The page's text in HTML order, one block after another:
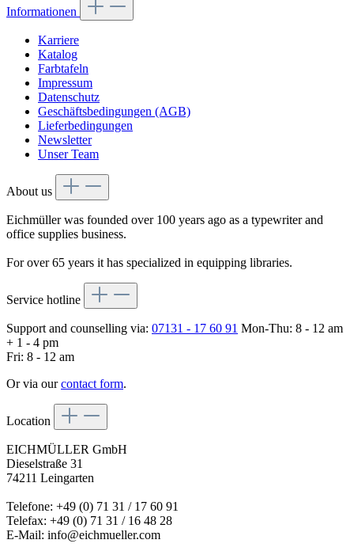
Informationen
Karriere
Katalog
Farbtafeln
Impressum
Datenschutz
Geschäftsbedingungen (AGB)
Lieferbedingungen
Newsletter
Unser Team
About us
Eichmüller was founded over 100 years ago as a typewriter and
office supplies business.
For over 65 years it has specialized in equipping libraries.
Service hotline
Support and counselling via: 07131 - 17 60 91 Mon-Thu: 8 - 12 am
+ 1 - 4 pm
Fri: 8 - 12 am
Or via ourcontact form.
Location
EICHMÜLLER GmbH
Dieselstraße 31
74211 Leingarten
Telefone: +49 (0) 71 31 / 17 60 91
Telefax: +49 (0) 71 31 / 16 48 28
E-Mail: info@eichmueller.com